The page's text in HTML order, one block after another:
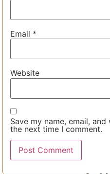
Email *
Website
Save my name, email,
the next time I comment.